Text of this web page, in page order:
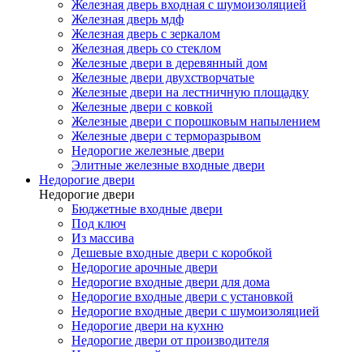
Железная дверь входная с шумоизоляцией
Железная дверь мдф
Железная дверь с зеркалом
Железная дверь со стеклом
Железные двери в деревянный дом
Железные двери двухстворчатые
Железные двери на лестничную площадку
Железные двери с ковкой
Железные двери с порошковым напылением
Железные двери с терморазрывом
Недорогие железные двери
Элитные железные входные двери
Недорогие двери
Недорогие двери
Бюджетные входные двери
Под ключ
Из массива
Дешевые входные двери с коробкой
Недорогие арочные двери
Недорогие входные двери для дома
Недорогие входные двери с установкой
Недорогие входные двери с шумоизоляцией
Недорогие двери на кухню
Недорогие двери от производителя